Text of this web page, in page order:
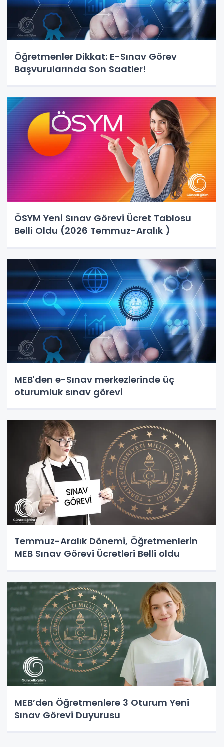
Öğretmenler Dikkat: E-Sınav Görev
Başvurularında Son Saatler!
ÖSYM Yeni Sınav Görevi Ücret Tablosu
Belli Oldu (2026 Temmuz-Aralık )
MEB'den e-Sınav merkezlerinde üç
oturumluk sınav görevi
Temmuz-Aralık Dönemi, Öğretmenlerin
MEB Sınav Görevi Ücretleri Belli oldu
MEB’den Öğretmenlere 3 Oturum Yeni
Sınav Görevi Duyurusu